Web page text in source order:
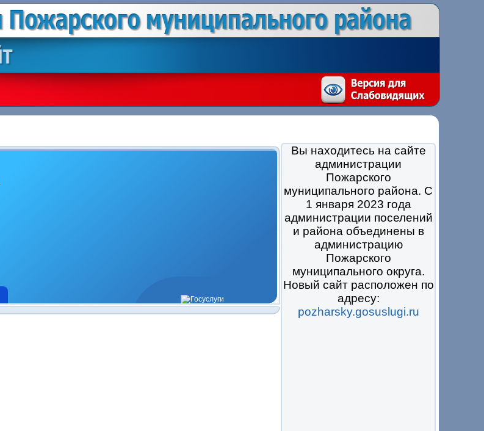
Вы находитесь на сайте
администрации
Пожарского
муниципального района. С
1 января 2023 года
администрации поселений
и района объединены в
администрацию
Пожарского
муниципального округа.
Новый сайт расположен по
адресу:
pozharsky.gosuslugi.ru
Жалобы на всё